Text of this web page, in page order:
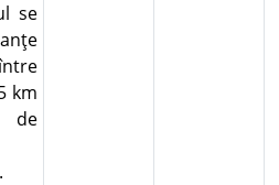
se
km